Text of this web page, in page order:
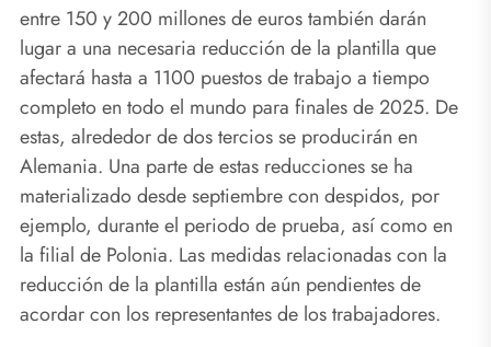
entre 150 y 200 millones de euros también darán
lugar a una necesaria reducción de la plantilla que
afectará hasta a 1100 puestos de trabajo a tiempo
completo en todo el mundo para finales de 2025. De
estas, alrededor de dos tercios se producirán en
Alemania. Una parte de estas reducciones se ha
materializado desde septiembre con despidos, por
ejemplo, durante el periodo de prueba, así como en
la filial de Polonia. Las medidas relacionadas con la
reducción de la plantilla están aún pendientes de
acordar con los representantes de los trabajadores.